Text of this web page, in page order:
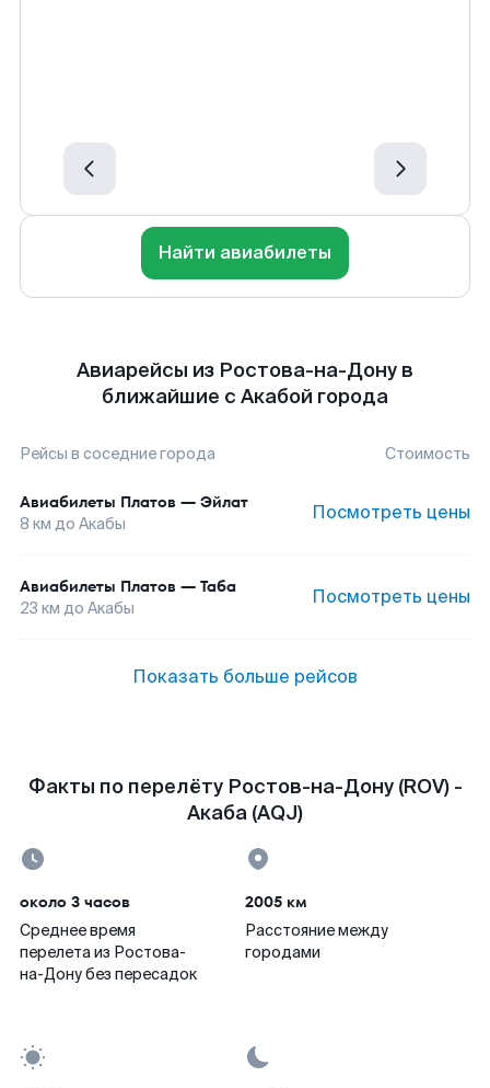
Найти авиабилеты
Авиарейсы из Ростова-на-Дону в
ближайшие с Акабой города
Рейсы в соседние города Стоимость
Авиабилеты Платов — Эйлат
8 км до Акабы Посмотреть цены
Авиабилеты Платов — Таба
23 км до Акабы Посмотреть цены
Показать больше рейсов
Факты по перелёту Ростов-на-Дону (ROV) -
Акаба (AQJ)
около 3 часов
Среднее время
перелета из Ростова-
на-Дону без пересадок
2005 км
Расстояние между
городами